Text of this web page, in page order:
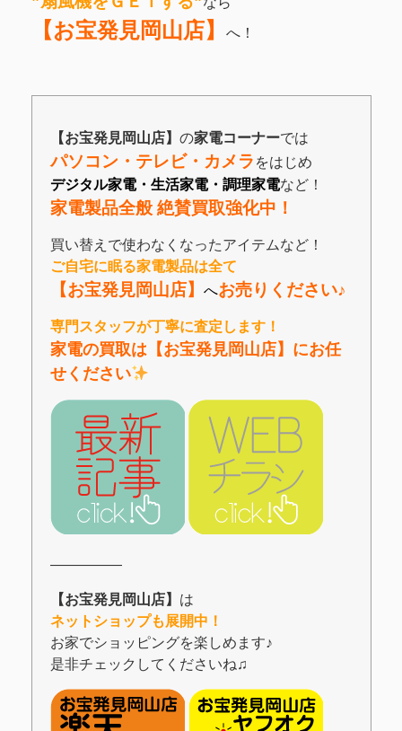
【お宝発見岡山店】 へ！
【お宝発見岡山店】 の家電コーナーでは
パソコン・テレビ・カメラ をはじめ
デジタル家電・生活家電・調理家電など！
家電製品全般 絶賛買取強化中！
買い替えで使わなくなったアイテムなど！
ご自宅に眠る家電製品は全て
【お宝発見岡山店】 へお売りください♪
専門スタッフが丁寧に査定します！
家電の買取は【お宝発見岡山店】にお任
せください
―――――
【お宝発見岡山店】 は
ネットショップも展開中！
お家でショッピングを楽しめます♪
是非チェックしてくださいね♫